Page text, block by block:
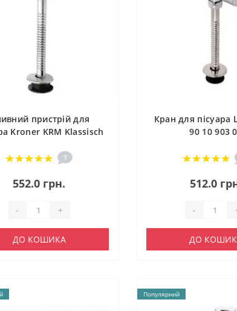
пристрій для
Kroner KRM Klassisch
1
552.0 грн.
- +
ДО КОШИКА
Кран для пісуара
90 10 903
512.0
-
ДО
Популярний